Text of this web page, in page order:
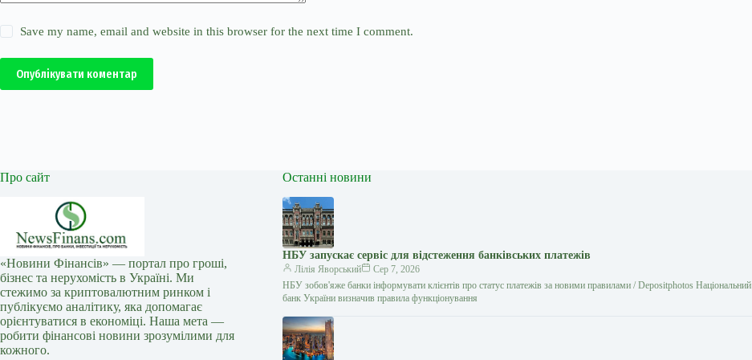
Save my name, email and website in this browser for the next time I comment.
Опублікувати коментар
Про сайт
«Новини Фінансів» — портал про гроші,
бізнес та нерухомість в Україні. Ми
стежимо за криптовалютним ринком і
публікуємо аналітику, яка допомагає
орієнтуватися в економіці. Наша мета —
робити фінансові новини зрозумілими для
кожного.
Останні новини
НБУ запускає сервіс для відстеження банківських платежів
Лілія Яворський
Сер 7, 2026
НБУ зобов'яже банки інформувати клієнтів про статус платежів за новими правилами / Depositphotos Національний
банк України визначив правила функціонування